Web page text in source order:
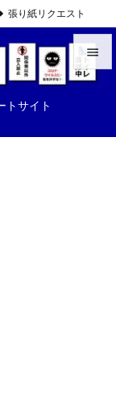
トサイト


張り紙リクエスト